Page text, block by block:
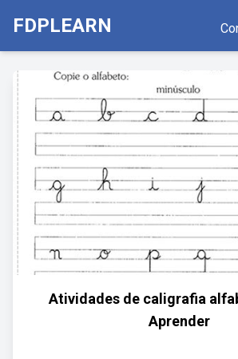
FDPLEARN
Atividades de caligrafia
Aprender